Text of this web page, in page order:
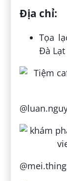
Địa chỉ:
Tọa
Đà Lạt